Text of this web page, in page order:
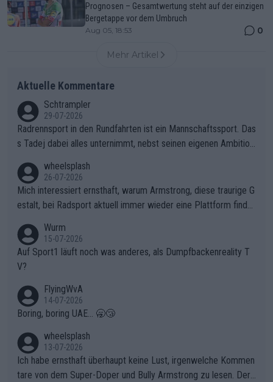
Prognosen – Gesamtwertung steht auf der einzigen
Bergetappe vor dem Umbruch
Aug 05, 18:53 0
Mehr Artikel
Aktuelle Kommentare
Schtrampler
29-07-2026
Radrennsport in den Rundfahrten ist ein Mannschaftssport. Das
s Tadej dabei alles unternimmt, nebst seinen eigenen Ambition
ganze Team auch mental stark zu machen und konkret am Erf
olg teilzuhaben, ist ihm ganz hoch anzurechnen. Das ist ein Zei
chen weit über den Radsport hinaus.
wheelsplash
26-07-2026
Mich interessiert ernsthaft, warum Armstrong, diese traurige G
estalt, bei Radsport aktuell immer wieder eine Plattform finde
Wurm
15-07-2026
Auf Sport1 läuft noch was anderes, als Dumpfbackenreality T
V?
FlyingWvA
14-07-2026
Boring, boring UAE... 🥱😴
wheelsplash
13-07-2026
Ich habe ernsthaft überhaupt keine Lust, irgenwelche Kommen
tare von dem Super-Doper und Bully Armstrong zu lesen. Der